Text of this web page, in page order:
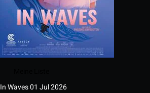
In Waves01 Jul 2026